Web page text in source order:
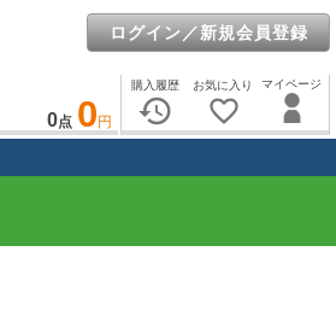
ログイン／新規会員登録
マイページ
お気に入り
favorite_border
購入履歴
history
0点 0 円